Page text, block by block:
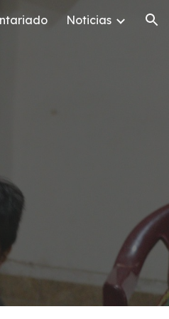
Noticias